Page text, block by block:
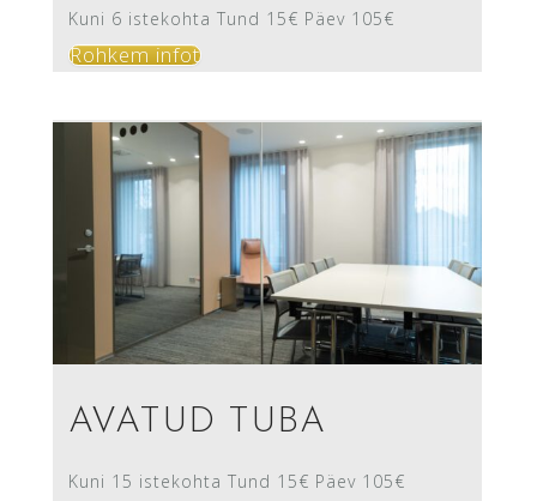
Kuni 6 istekohta Tund 15€ Päev 105€
Rohkem infot
AVATUD TUBA
Kuni 15 istekohta Tund 15€ Päev 105€